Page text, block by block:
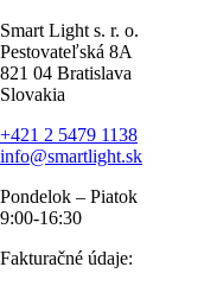
Smart Light s. r. o.
Pestovateľská 8A
821 04 Bratislava
Slovakia
+421 2 5479 1138
info@smartlight.sk
Pondelok – Piatok
9:00-16:30
Fakturačné údaje: